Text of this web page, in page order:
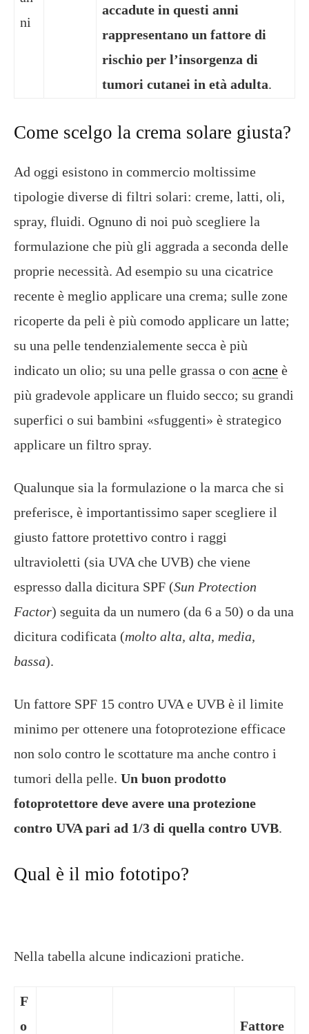
ni
accadute in questi anni
rappresentano un fattore di
rischio per l’insorgenza di
tumori cutanei in età adulta.
Come scelgo la crema solare giusta?
Ad oggi esistono in commercio moltissime
tipologie diverse di filtri solari: creme, latti, oli,
spray, fluidi. Ognuno di noi può scegliere la
formulazione che più gli aggrada a seconda delle
proprie necessità. Ad esempio su una cicatrice
recente è meglio applicare una crema; sulle zone
ricoperte da peli è più comodo applicare un latte;
su una pelle tendenzialemente secca è più
indicato un olio; su una pelle grassa o con acne è
più gradevole applicare un fluido secco; su grandi
superfici o sui bambini «sfuggenti» è strategico
applicare un filtro spray.
Qualunque sia la formulazione o la marca che si
preferisce, è importantissimo saper scegliere il
giusto fattore protettivo contro i raggi
ultravioletti (sia UVA che UVB) che viene
espresso dalla dicitura SPF (Sun Protection
Factor) seguita da un numero (da 6 a 50) o da una
dicitura codificata (molto alta, alta, media,
bassa).
Un fattore SPF 15 contro UVA e UVB è il limite
minimo per ottenere una fotoprotezione efficace
non solo contro le scottature ma anche contro i
tumori della pelle. Un buon prodotto
fotoprotettore deve avere una protezione
contro UVA pari ad 1/3 di quella contro UVB.
Qual è il mio fototipo?
Nella tabella alcune indicazioni pratiche.
F
o
Fattore